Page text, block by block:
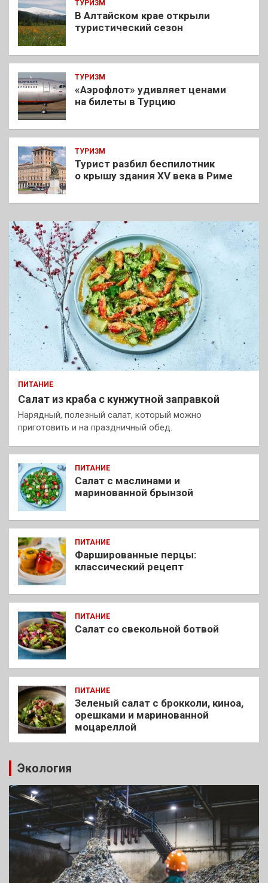
ТУРИЗМ
В Алтайском крае открыли
туристический сезон
ТУРИЗМ
«Аэрофлот» удивляет ценами
на билеты в Турцию
ТУРИЗМ
Турист разбил беспилотник
о крышу здания XV века в Риме
ПИТАНИЕ
Салат из краба с кунжутной заправкой
Нарядный, полезный салат, который можно
приготовить и на праздничный обед.
ПИТАНИЕ
Салат с маслинами и
маринованной брынзой
ПИТАНИЕ
Фаршированные перцы:
классический рецепт
ПИТАНИЕ
Салат со свекольной ботвой
ПИТАНИЕ
Зеленый салат с брокколи, киноа,
орешками и маринованной
моцареллой
Экология